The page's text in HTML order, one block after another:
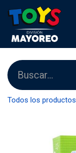
Todos los productos